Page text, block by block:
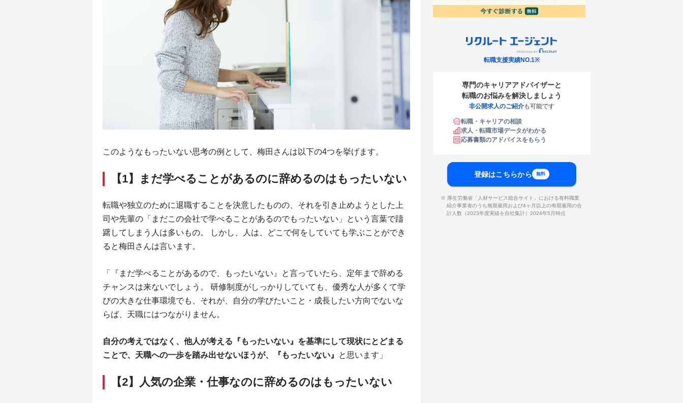
このようなもったいない思考の例として、梅田さんは以下の4つを挙げます。
【1】まだ学べることがあるのに辞めるのはもったいない
転職や独立のために退職することを決意したものの、それを引き止めようとした上
司や先輩の「まだこの会社で学べることがあるのでもったいない」という言葉で躊
躇してしまう人は多いもの。 しかし、人は、どこで何をしていても学ぶことができ
ると梅田さんは言います。
「『まだ学べることがあるので、もったいない』と言っていたら、定年まで辞める
チャンスは来ないでしょう。 研修制度がしっかりしていても、優秀な人が多くて学
びの大きな仕事環境でも、それが、自分の学びたいこと・成長したい方向でないな
らば、天職にはつながりません。
自分の考えではなく、他人が考える『もったいない』を基準にして現状にとどまる
ことで、天職への一歩を踏み出せないほうが、『もったいない』
と思います」
【2】人気の企業・仕事なのに辞めるのはもったいない
転職支援実績NO.1※
専門のキャリアアドバイザーと
転職のお悩みを解決しましょう
非公開求人のご紹介も可能です
転職・キャリアの相談
求人・転職市場データがわかる
応募書類のアドバイスをもらう
登録はこちらから 無料
※ 厚生労働省「人材サービス総合サイト」における有料職業
紹介事業者のうち無期雇用および4ヶ月以上の有期雇用の合
計人数（2023年度実績を自社集計）2024年5月時点